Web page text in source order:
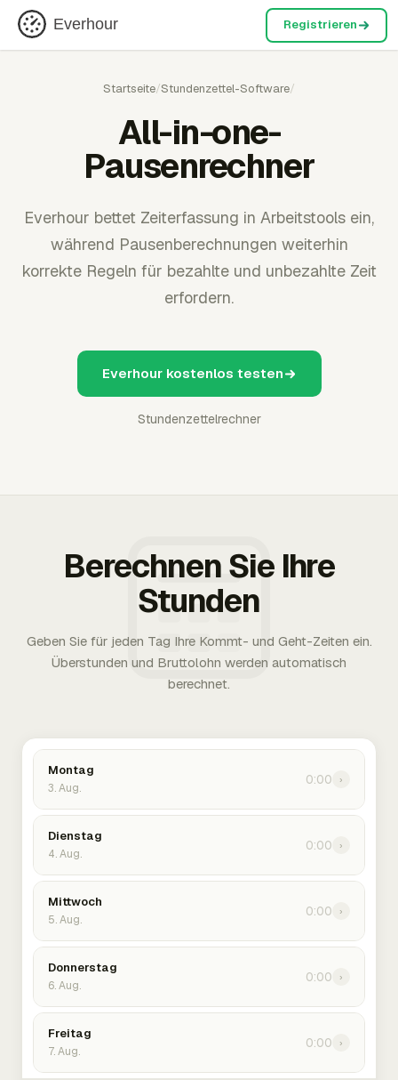
Everhour Registrieren
Startseite/Stundenzettel-Software/
All-in-one-
Pausenrechner
Everhour bettet Zeiterfassung in Arbeitstools ein,
während Pausenberechnungen weiterhin
korrekte Regeln für bezahlte und unbezahlte Zeit
erfordern.
Everhour kostenlos testen
Stundenzettelrechner
Berechnen Sie Ihre
Stunden
Geben Sie für jeden Tag Ihre Kommt- und Geht-Zeiten ein.
Überstunden und Bruttolohn werden automatisch
berechnet.
Montag
3. Aug.
0:00 ›
Dienstag
4. Aug.
0:00 ›
Mittwoch
5. Aug.
0:00 ›
Donnerstag
6. Aug.
0:00 ›
Freitag
7. Aug.
0:00 ›